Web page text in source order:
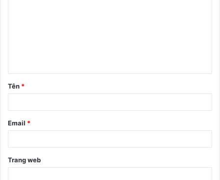
ậ
n
Tên *
Email *
Trang web